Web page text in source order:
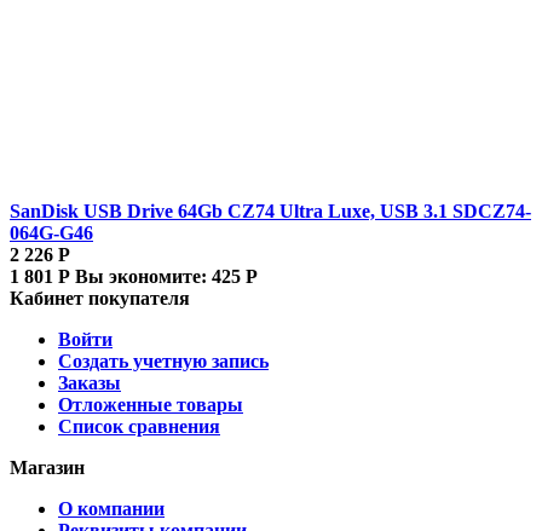
SanDisk USB Drive 64Gb CZ74 Ultra Luxe, USB 3.1 SDCZ74-
064G-G46
2 226 Р
1 801 Р Вы экономите: 425 Р
Кабинет покупателя
Войти
Создать учетную запись
Заказы
Отложенные товары
Список сравнения
Магазин
О компании